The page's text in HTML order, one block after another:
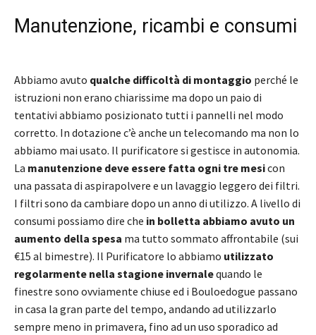
Manutenzione, ricambi e consumi
Abbiamo avuto qualche difficoltà di montaggio perché le
istruzioni non erano chiarissime ma dopo un paio di
tentativi abbiamo posizionato tutti i pannelli nel modo
corretto. In dotazione c’è anche un telecomando ma non lo
abbiamo mai usato. Il purificatore si gestisce in autonomia.
La manutenzione deve essere fatta ogni tre mesicon
una passata di aspirapolvere e un lavaggio leggero dei filtri.
I filtri sono da cambiare dopo un anno di utilizzo. A livello di
consumi possiamo dire che in bolletta abbiamo avuto un
aumento della spesa ma tutto sommato affrontabile (sui
€15 al bimestre). Il Purificatore lo abbiamo utilizzato
regolarmente nella stagione invernalequando le
finestre sono ovviamente chiuse ed i Bouloedogue passano
in casa la gran parte del tempo, andando ad utilizzarlo
sempre meno in primavera, fino ad un uso sporadico ad